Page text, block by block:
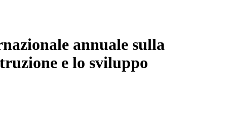
annuale sulla
e lo sviluppo